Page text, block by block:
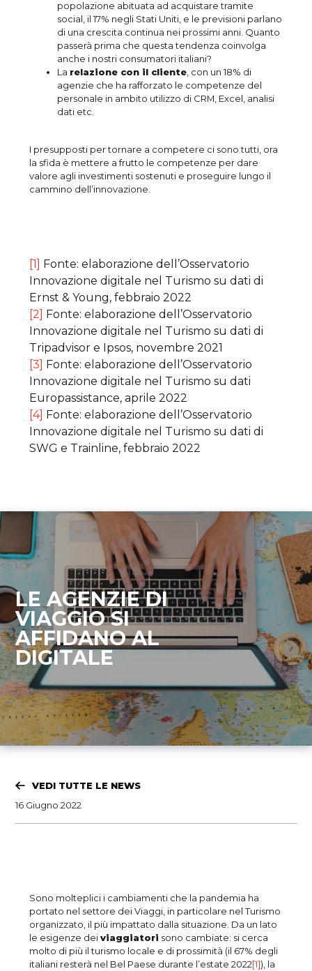
popolazione abituata ad acquistare tramite
social, il 17% negli Stati Uniti, e le previsioni parlano
di una crescita continua nei prossimi anni. Quanto
passerà prima che questa tendenza coinvolga
anche i nostri consumatori italiani?
La relazione con il cliente, con un 18% di
agenzie che ha rafforzato le competenze del
personale in ambito utilizzo di CRM, Excel, analisi
dati etc.
I presupposti per tornare a competere ci sono tutti, ora
la sfida è mettere a frutto le competenze per dare
valore agli investimenti sostenuti e proseguire lungo il
cammino dell’innovazione.
[1]
Fonte: elaborazione dell’Osservatorio
Innovazione digitale nel Turismo su dati di
Ernst & Young, febbraio 2022
[2]
Fonte: elaborazione dell’Osservatorio
Innovazione digitale nel Turismo su dati di
Tripadvisor e Ipsos, novembre 2021
[3]
Fonte: elaborazione dell’Osservatorio
Innovazione digitale nel Turismo su dati
Europassistance, aprile 2022
[4] Fonte: elaborazione dell’Osservatorio
Innovazione digitale nel Turismo su dati di
SWG e Trainline, febbraio 2022
LE AGENZIE DI
VIAGGIO SI
AFFIDANO AL
DIGITALE
VEDI TUTTE LE NEWS
16 Giugno 2022
Sono molteplici i cambiamenti che la pandemia ha
portato nel settore dei Viaggi, in particolare nel Turismo
organizzato, il più impattato dalla situazione. Da un lato
le esigenze deiviaggiatori sono cambiate: si cerca
molto di più il turismo locale e di prossimità (il 67% degli
italiani resterà nel Bel Paese durante l’estate 2022[1]), la